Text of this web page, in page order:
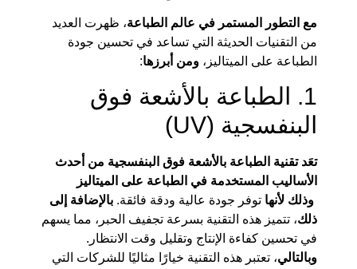
مع التطور المستمر في عالم الطباعة، ظهرت العديد
من التقنيات الحديثة التي تساعد في تحسين جودة
الطباعة على الميتاليز، ومن أبرزها:
1. الطباعة بالأشعة فوق
البنفسجية (UV)
تعَد تقنية الطباعة بالأشعة فوق البنفسجية من أحدث
الأساليب المستخدمة في الطباعة على الميتاليز
وذلك لأنها توفر جودة عالية ودقة فائقة. بالإضافة إلى
ذلك، تتميز هذه التقنية بسرعة تجفيف الحبر، مما يسهم
في تحسين كفاءة الإنتاج وتقليل وقت الانتظار.
وبالتالي، تعتبر هذه التقنية خيارًا مثاليًا للشركات التي